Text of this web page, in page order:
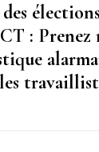
: Prenez